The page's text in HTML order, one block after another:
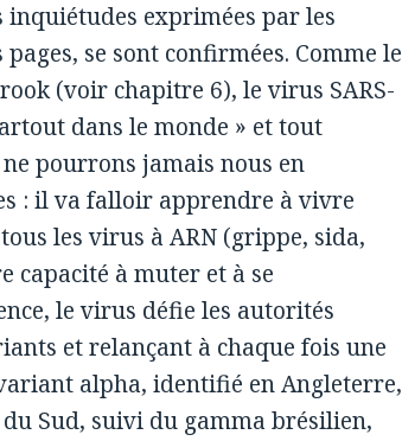
inquiétudes exprimées par les
se sont confirmées. Comme le
(voir chapitre 6), le virus SARS-
dans le monde » et tout
pourrons jamais nous en
: il va falloir apprendre à vivre
les virus à ARN (grippe, sida,
capacité à muter et à se
le virus défie les autorités
et relançant à chaque fois une
alpha, identifié en Angleterre,
Sud, suivi du gamma brésilien,